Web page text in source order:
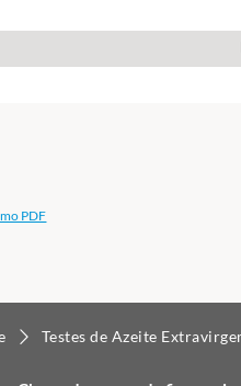
PDF
Testes de Azeite